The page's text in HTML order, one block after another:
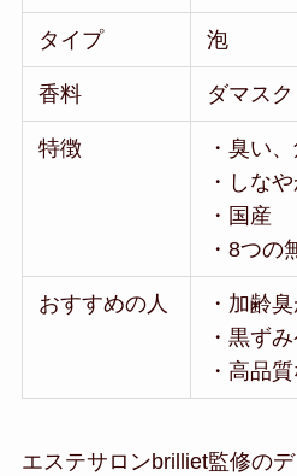
タイプ 泡
香料 ダマス
特徴
・臭い
・しな
・国産
・8つの
おすすめの人
・加齢
・黒ず
・高品
エステサロンbrilliet監修の